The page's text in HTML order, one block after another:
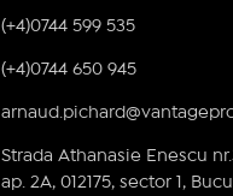
(+4)0744 599 535
(+4)0744 650 945
Strada Athanasie Enescu
ap. 2A, 012175, sector 1,